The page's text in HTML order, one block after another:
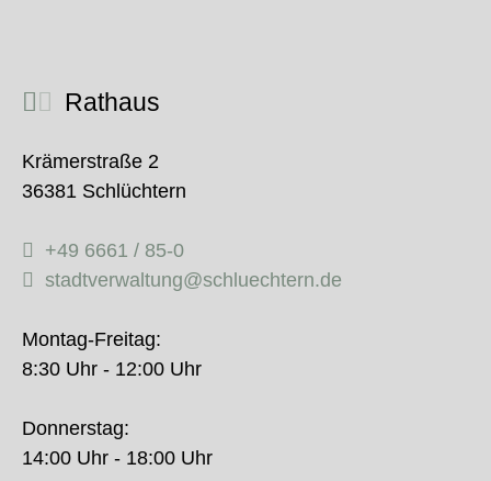
Rathaus
Krämerstraße 2
36381 Schlüchtern
+49 6661 / 85-0
stadtverwaltung@schluechtern.de
Montag-Freitag:
8:30 Uhr - 12:00 Uhr
Donnerstag:
14:00 Uhr - 18:00 Uhr